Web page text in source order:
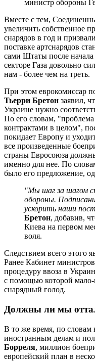
министр обороны
Вместе с тем,
увеличить собственное
снарядов в год и
поставке артснарядов
сами Штаты после
секторе Газа довольно
нам - более чем на треть.
При этом еврокомиссар
Тьерри Бретон заявил,
Украине нужно
По его словам, "проблема
контрактами в целом",
покидает Европу и
все произведенные
страны Евросоюза
именно для нее. По
было его предложение,
"Мы шаг за шагом
обороны.
ускорить наши
Бретон, добавив,
Киева на первом
воля.
Следствием всего этого
Ранее Кабинет
процедуру ввоза в
с помощью которой
снарядный голод.
Должны ли мы
В то же время, по словам
иностранным делам и
Борреля, миллион
европейский план в